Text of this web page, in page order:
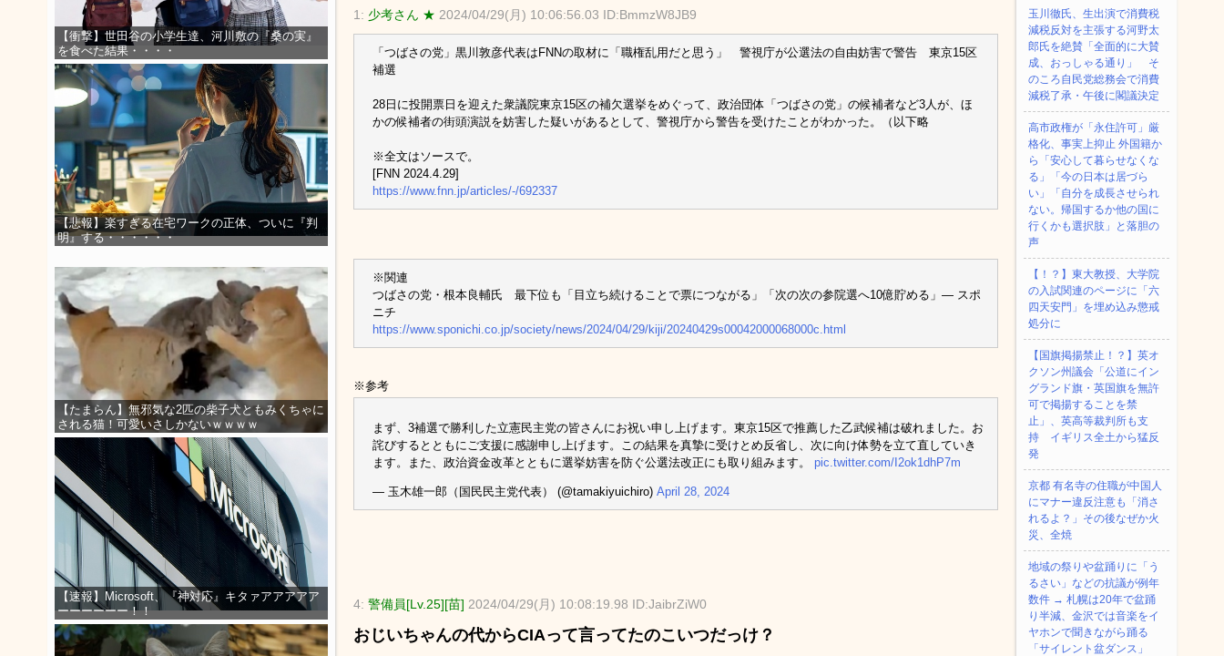
【衝撃】世田谷の小学生達、河川敷の『桑の実』
を食べた結果・・・・
【悲報】楽すぎる在宅ワークの正体、ついに『判
明』する・・・・・・
【たまらん】無邪気な2匹の柴子犬ともみくちゃに
される猫！可愛いさしかないｗｗｗｗ
【速報】Microsoft、『神対応』キタァアアアアア
ーーーーーー！！
1: 少考さん ★ 2024/04/29(月) 10:06:56.03 ID:BmmzW8JB9
「つばさの党」黒川敦彦代表はFNNの取材に「職権乱用だと思う」 警視庁が公選法の自由妨害で警告 東京15区
補選
28日に投開票日を迎えた衆議院東京15区の補欠選挙をめぐって、政治団体「つばさの党」の候補者など3人が、ほ
かの候補者の街頭演説を妨害した疑いがあるとして、警視庁から警告を受けたことがわかった。（以下略
※全文はソースで。
[FNN 2024.4.29]
https://www.fnn.jp/articles/-/692337
※関連
つばさの党・根本良輔氏 最下位も「目立ち続けることで票につながる」「次の次の参院選へ10億貯める」― スポ
ニチ
https://www.sponichi.co.jp/society/news/2024/04/29/kiji/20240429s00042000068000c.html
※参考
まず、3補選で勝利した立憲民主党の皆さんにお祝い申し上げます。東京15区で推薦した乙武候補は破れました。お
詫びするとともにご支援に感謝申し上げます。この結果を真摯に受けとめ反省し、次に向け体勢を立て直していき
ます。また、政治資金改革とともに選挙妨害を防ぐ公選法改正にも取り組みます。 pic.twitter.com/I2ok1dhP7m
— 玉木雄一郎（国民民主党代表） (@tamakiyuichiro) April 28, 2024
4: 警備員[Lv.25][苗] 2024/04/29(月) 10:08:19.98 ID:JaibrZiW0
おじいちゃんの代からCIAって言ってたのこいつだっけ？
玉川徹氏、生出演で消費税
減税反対を主張する河野太
郎氏を絶賛「全面的に大賛
成、おっしゃる通り」 そ
のころ自民党総務会で消費
減税了承・午後に閣議決定
高市政権が「永住許可」厳
格化、事実上抑止 外国籍か
ら「安心して暮らせなくな
る」「今の日本は居づら
い」「自分を成長させられ
ない。帰国するか他の国に
行くかも選択肢」と落胆の
声
【！？】東大教授、大学院
の入試関連のページに「六
四天安門」を埋め込み懲戒
処分に
【国旗掲揚禁止！？】英オ
クソン州議会「公道にイン
グランド旗・英国旗を無許
可で掲揚することを禁
止」、英高等裁判所も支
持 イギリス全土から猛反
発
京都 有名寺の住職が中国人
にマナー違反注意も「消さ
れるよ？」その後なぜか火
災、全焼
地域の祭りや盆踊りに「う
るさい」などの抗議が例年
数件 → 札幌は20年で盆踊
り半減、金沢では音楽をイ
ヤホンで聞きながら踊る
「サイレント盆ダンス」